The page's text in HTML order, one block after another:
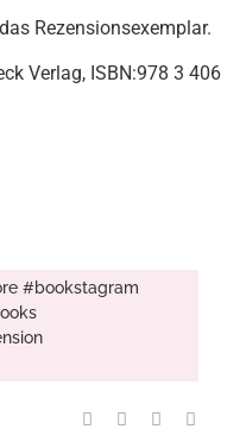
Rezensionsexemplar.
Verlag, ISBN:978 3 406
#bookstagram